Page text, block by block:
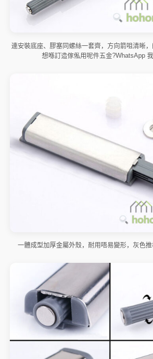
連安裝底座、膠塞同螺絲一套齊，方向箭咀清晰，
想喺訂造傢俬用呢件五金?WhatsApp 我
一體成型加厚金屬外殼，耐用唔易變形，灰色推